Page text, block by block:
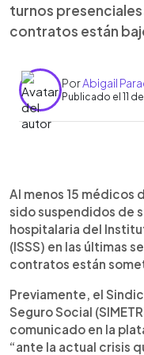
turnos
contratos están
PorAbigail
Publicado el 11
Escuchar
Al menos 15
sido suspendidos de
hospitalaria del
(ISSS) en las últimas
contratos están
Previamente, el
Seguro Social
comunicado en la
“ante la actual crisis